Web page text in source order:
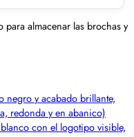
almacenar las brochas y